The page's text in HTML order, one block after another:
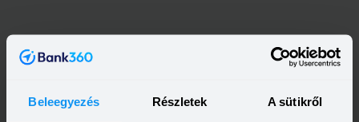
Beleegyezés Részletek A sütikről
Kapcsolódó címkék